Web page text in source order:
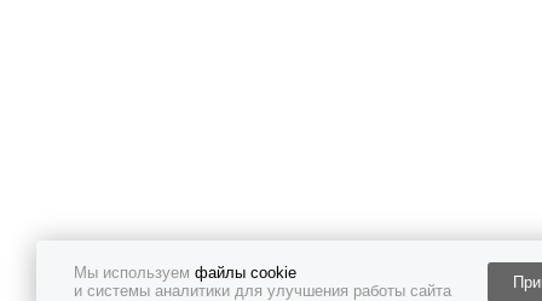
Мы используем файлы cookie
и системы аналитики для улучшения работы сайта